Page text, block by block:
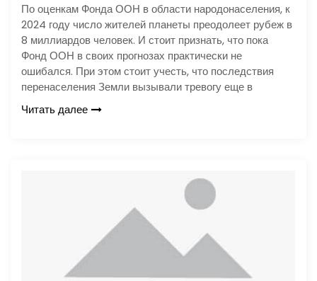
По оценкам Фонда ООН в области народонаселения, к
2024 году число жителей планеты преодолеет рубеж в
8 миллиардов человек. И стоит признать, что пока
Фонд ООН в своих прогнозах практически не
ошибался. При этом стоит учесть, что последствия
перенаселения Земли вызывали тревогу еще в
Читать далее